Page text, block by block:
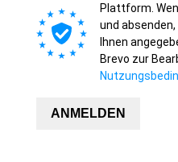
Plattform.
und
Ihnen
Brevo zur
ANMELDEN